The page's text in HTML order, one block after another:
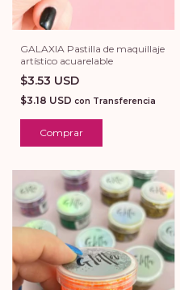
GALAXIA Pastilla de maquillaje
artístico acuarelable
$3.53 USD
$3.18 USD con Transferencia